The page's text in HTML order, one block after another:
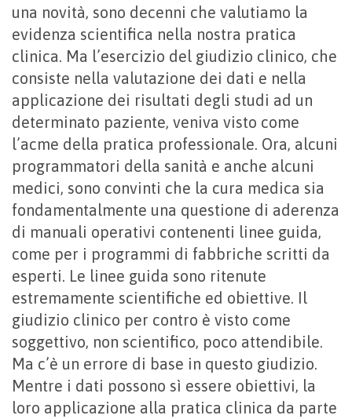
una novità, sono decenni che valutiamo la
evidenza scientifica nella nostra pratica
clinica. Ma l’esercizio del giudizio clinico, che
consiste nella valutazione dei dati e nella
applicazione dei risultati degli studi ad un
determinato paziente, veniva visto come
l’acme della pratica professionale. Ora, alcuni
programmatori della sanità e anche alcuni
medici, sono convinti che la cura medica sia
fondamentalmente una questione di aderenza
di manuali operativi contenenti linee guida,
come per i programmi di fabbriche scritti da
esperti. Le linee guida sono ritenute
estremamente scientifiche ed obiettive. Il
giudizio clinico per contro è visto come
soggettivo, non scientifico, poco attendibile.
Ma c’è un errore di base in questo giudizio.
Mentre i dati possono sì essere obiettivi, la
loro applicazione alla pratica clinica da parte